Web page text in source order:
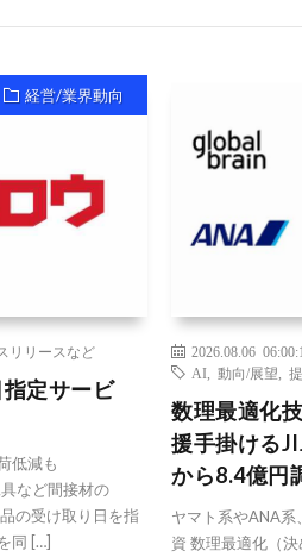
経営/業界動向
リリースなど
定サービ
低減も
など間接材の
の受け取り日を指
同 […]
2026.08.06
AI ,動向/展望 ,
数理最適化
援手掛ける
から8.4億円
ヤマト系やANA
資 数理最適化（